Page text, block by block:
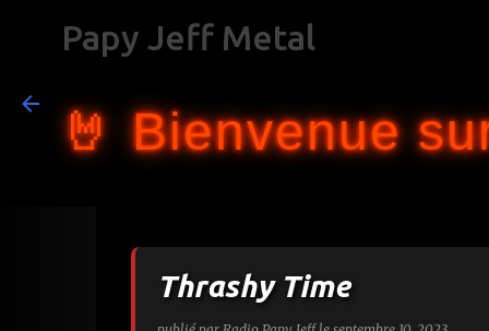
Papy Jeff Metal
🤘 Bienvenue
Thrashy Time